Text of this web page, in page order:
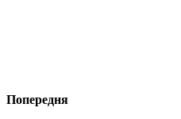
Попередня